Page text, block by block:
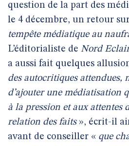
question de la part des
le 4 décembre, un retour
tempête médiatique au
L’éditorialiste de Nord
a aussi fait quelques
des autocritiques attendues,
d’ajouter une médiatisation
à la pression et aux attentes
relation des faits», écrit-il
avant de conseiller « que